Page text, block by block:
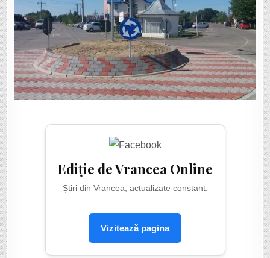
Ediție de Vrancea Online
Știri din Vrancea, actualizate constant.
Vizitează pagina